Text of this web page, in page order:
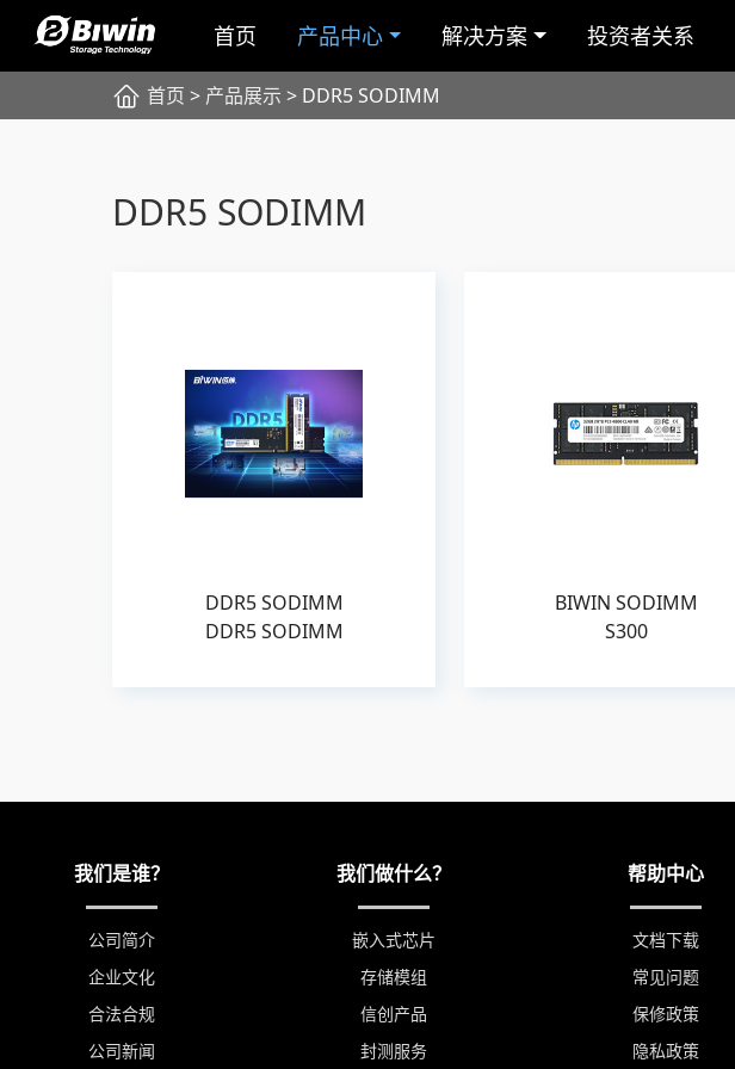
首页 产品中心 解决方案 投资者关系
首页 > 产品展示 > DDR5 SODIMM
DDR5 SODIMM
DDR5 SODIMM
DDR5 SODIMM
BIWIN SODIMM
S300
我们是谁？
公司简介
企业文化
合法合规
公司新闻
我们做什么？
嵌入式芯片
存储模组
信创产品
封测服务
帮助中心
文档下载
常见问题
保修政策
隐私政策